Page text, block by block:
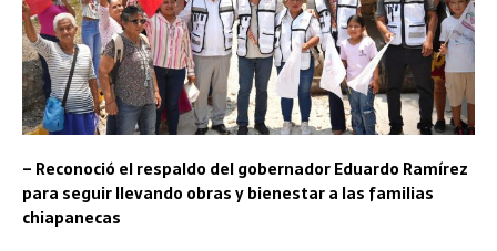
– Reconoció el respaldo del gobernador Eduardo Ramírez
para seguir llevando obras y bienestar a las familias
chiapanecas